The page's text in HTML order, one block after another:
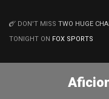
MATCHES
DON'T MISS TWO HUGE
TONIGHT ON FOX SPORTS